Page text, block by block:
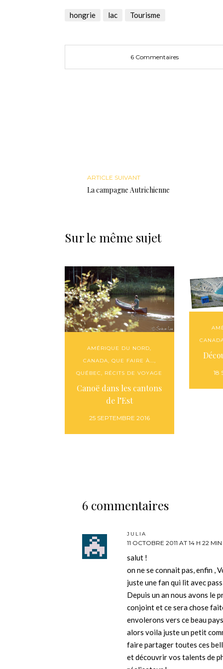
une
nouvelle nouvelle
dans
une
hongrie lac Tourisme
6 Commentaires
ARTICLE SUIVANT
La campagne Autrichienne
Sur le même sujet
AMÉRIQUE DU NORD,
CANADA, QUE FAIRE À...,
QUÉBEC, RÉCITS DE VOYAGE
Canoë dans les cantons
de l’Est
25 SEPTEMBRE 2016
18
6 commentaires
JULIA
11 OCTOBRE 2011 AT 14 H 22 MIN
salut !
on ne se connait pas, enfin ,
juste une fan qui lit avec
Depuis un an nous avons le
conjoint et ce sera chose
envolerons vers ce beau
alors voila juste un petit
faire partager toutes ces
et découvrir vos talents de